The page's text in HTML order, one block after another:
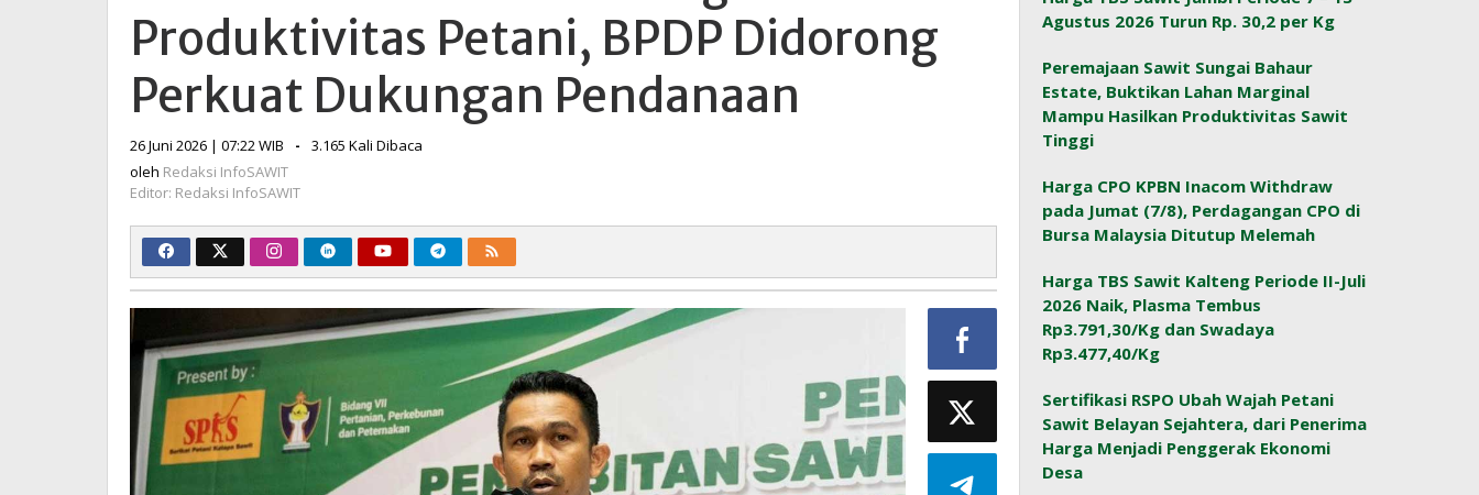
BPDP
Didorong
Perkuat
Dukungan
Produktivitas Petani, BPDP Didorong
Perkuat Dukungan Pendanaan
26 Juni 2026 | 07:22 WIB
oleh
InfoSAWIT
-
3.165 Kali Dibaca
oleh Redaksi InfoSAWIT
Editor: Redaksi InfoSAWIT
Agustus 2026 Turun Rp. 30,2 per Kg
Peremajaan Sawit Sungai Bahaur
Estate, Buktikan Lahan Marginal
Mampu Hasilkan Produktivitas Sawit
Tinggi
Harga CPO KPBN Inacom Withdraw
pada Jumat (7/8), Perdagangan CPO di
Bursa Malaysia Ditutup Melemah
Harga TBS Sawit Kalteng Periode II-Juli
2026 Naik, Plasma Tembus
Rp3.791,30/Kg dan Swadaya
Rp3.477,40/Kg
Sertifikasi RSPO Ubah Wajah Petani
Sawit Belayan Sejahtera, dari Penerima
Harga Menjadi Penggerak Ekonomi
Desa